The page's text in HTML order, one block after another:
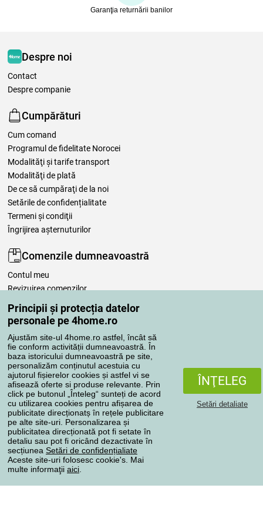
Principii și protecția datelor
personale pe 4home.ro
Ajustăm site-ul 4home.ro astfel, încât să
fie conform activității dumneavoastră. În
baza istoricului dumneavoastră pe site,
personalizăm conținutul acestuia cu
ajutorul fișierelor cookies și astfel vi se
afisează oferte si produse relevante. Prin
click pe butonul „Înteleg“ sunteți de acord
cu utilizarea cookies pentru afișarea de
publicitate direcționatș în rețele publicitare
pe alte site-uri. Personalizarea și
publicitatea direcționată pot fi setate în
detaliu sau pot fi oricând dezactivate în
secțiunea Setări de confidențialiate
Aceste site-uri folosesc cookie's. Mai
multe informaţii aici
ÎNŢELEG
Setări detaliate
Garanţia returnării banilor
Despre noi
Contact
Despre companie
Cumpărături
Cum comand
Programul de fidelitate Norocei
Modalităţi şi tarife transport
Modalităţi de plată
De ce să cumpăraţi de la noi
Setările de confidențialitate
Termeni şi condiţii
Îngrijirea așternuturilor
Comenzile dumneavoastră
Contul meu
Revizuirea comenzilor
Reclamaţii
Retragere de la contract
Regulile de procesare a recenziilor
Metode de transport
Metode de plată
Magazin de încredere